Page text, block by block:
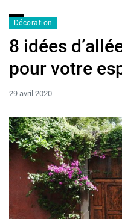
Décoration
8 idées
pour votre
29 avril 2020